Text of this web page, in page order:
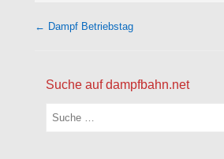
Beitragsnavigation
← Dampf Betriebstag
Suche auf dampfbahn.net
Suchen